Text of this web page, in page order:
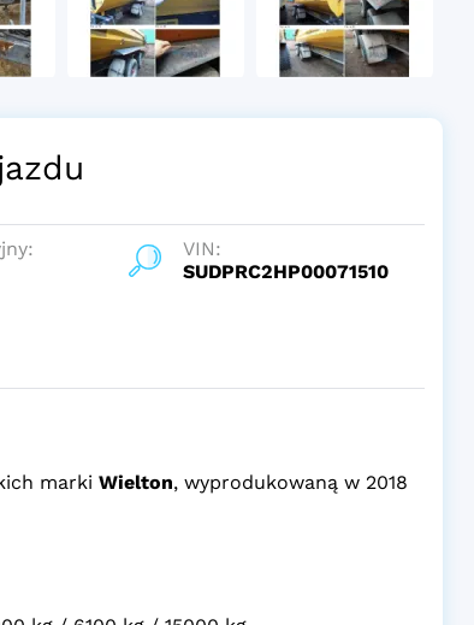
VIN:
SUDPRC2HP00071510
marki Wielton, wyprodukowaną w 2018